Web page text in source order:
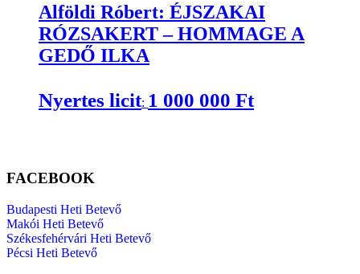
Alföldi Róbert: ÉJSZAKAI
RÓZSAKERT – HOMMAGE A
GEDŐ ILKA
Nyertes licit: 1 000 000 Ft
FACEBOOK
Budapesti Heti Betevő
Makói Heti Betevő
Székesfehérvári Heti Betevő
Pécsi Heti Betevő